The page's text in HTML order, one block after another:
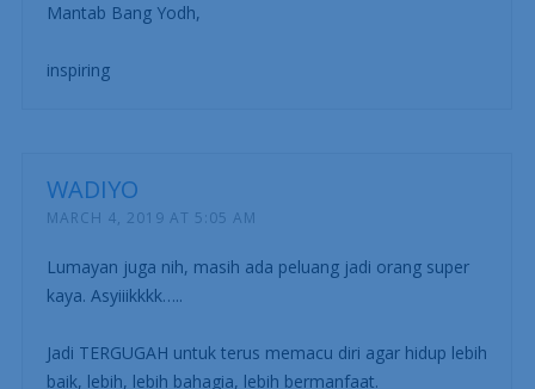
Mantab Bang Yodh,
inspiring
WADIYO
MARCH 4, 2019 AT 5:05 AM
Lumayan juga nih, masih ada peluang jadi orang super
kaya. Asyiiikkkk…..
Jadi TERGUGAH untuk terus memacu diri agar hidup lebih
baik, lebih, lebih bahagia, lebih bermanfaat.